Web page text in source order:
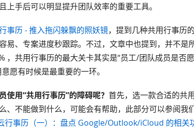
上手后可以明显提升团队效率的重要工具。
事历 - 推入拖闪躲飘的照妖镜，提到几种共用行事历
易、专案进度秒跟踪。不过，文章中也提到，并不是
，共用行事历的最大关卡其实是“员工/团队成员是否
愿有时候是最重要的一环。
使用“共用行事历”的障碍呢？首先，选一款合适的共
、不能做到什么，可能会有帮助，此部分可以参阅我
行事历（一）：盘点 Google/Outlook/iCloud 的相关